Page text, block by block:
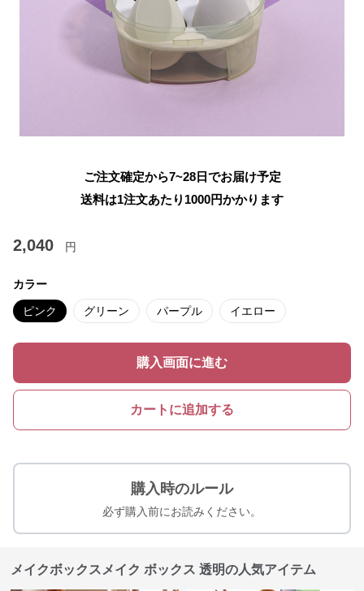
ご注文確定から7~28日でお届け予定
送料は1注文あたり 1000円かかります
2,040 円
カラー
ピンク グリーン パープル イエロー
購入画面に進む
カートに追加する
購入時のルール
必ず購入前にお読みください。
メイクボックスメイク ボックス 透明の人気アイテム